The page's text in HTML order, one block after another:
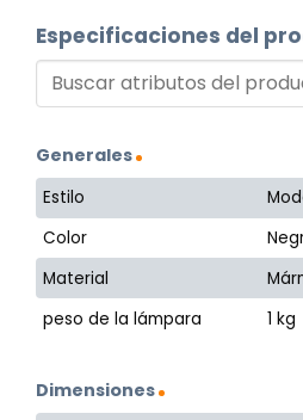
Especificaciones del
Generales
Estilo
Color
Material
peso de la lámpara
1 kg
Dimensiones